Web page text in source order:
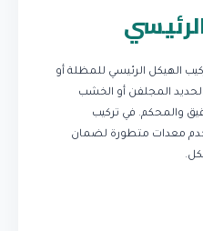
الهيكل الرئيسي للمظلة أو
المجلفن أو الخشب
والمحكم. في تركيب
معدات متطورة لضمان